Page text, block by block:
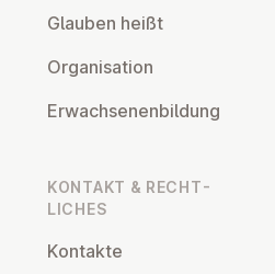
Glauben heißt
Or­gan­isa­tion
Er­wach­sen­en­bildung
KONTAKT & RECHT­
LICHES
Kontakte